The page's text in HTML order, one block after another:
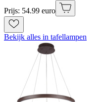
Prijs: 54.99 euro
Bekijk alles in tafellampen